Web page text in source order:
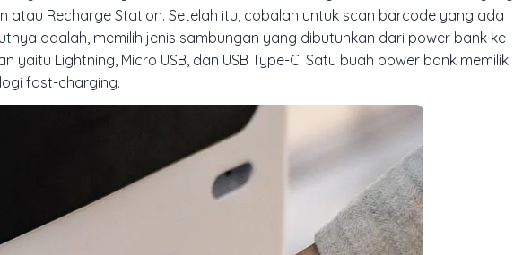
atau Recharge Station. Setelah itu, cobalah untuk scan barcode yang ada
adalah, memilih jenis sambungan yang dibutuhkan dari power bank ke
Lightning, Micro USB, dan USB Type-C. Satu buah power bank memiliki
fast-charging.